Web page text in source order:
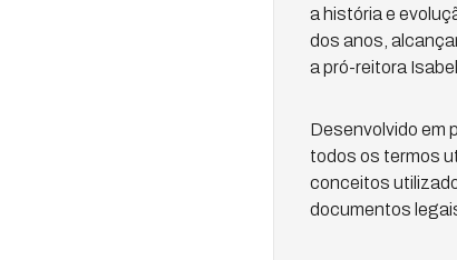
a história e
dos anos,
a pró-reitora Isabel
Desenvolvido em
todos os termos
conceitos
documentos